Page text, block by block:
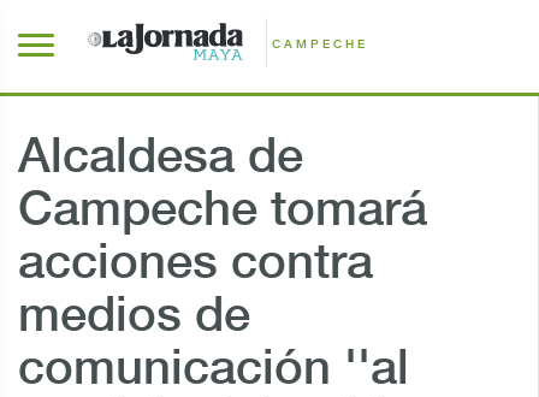
CAMPECHE
Alcaldesa de
Campeche tomará
acciones contra
medios de
comunicación ''al